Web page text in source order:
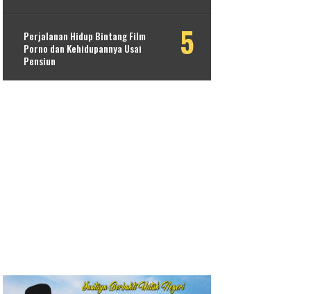
Perjalanan Hidup Bintang Film
Porno dan Kehidupannya Usai
Pensiun